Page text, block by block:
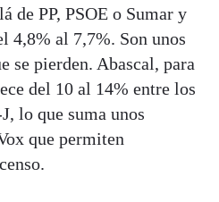
de PP, PSOE o Sumar y
4,8% al 7,7%. Son unos
se pierden. Abascal, para
del 10 al 14% entre los
lo que suma unos
que permiten